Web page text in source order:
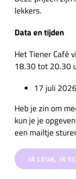
lekkers.
Data en tijden
Het Tiener Café
18.30 tot 20.30
17 juli 2026
Heb je zin om
kun je je
een mailtje
JA LEUK, IK